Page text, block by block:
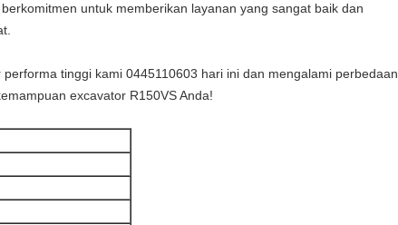
untuk memberikan layanan yang sangat baik dan
tinggi kami 0445110603 hari ini dan mengalami perbedaan
excavator R150VS Anda!